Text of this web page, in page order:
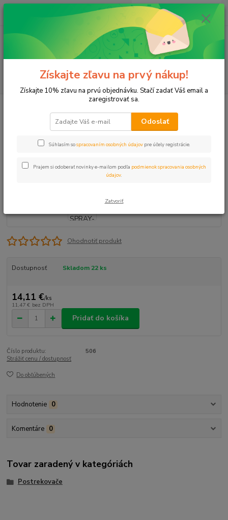
Menu
(Po-Pia, 8-17 hod.)
ks
za0 €
Postrekovače
Postrekovač PRO SPRAY-06 telo
15cm HUNTER
Ohodnotiť produkt
Dostupnosť Skladom 22 ks
14,11 €/ks
11,47 € bez DPH
Pridať do košíka
Číslo produktu:
506
Strážiť cenu / dostupnosť
Do obľúbených
Hodnotenie 0
Komentáre 0
Tovar zaradený v kategóriách
Postrekovače
Získajte zľavu na prvý nákup!
Získajte 10% zľavu na prvú objednávku. Stačí zadať Váš email a
zaregistrovať sa.
Odoslať
Súhlasím sospracovaním osobných údajov pre účely registrácie.
Prajem si odoberať novinky e-mailom podľa podmienok spracovania osobných
údajov
Zatvoriť